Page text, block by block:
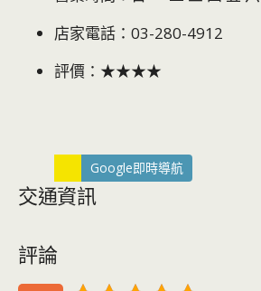
店家電話：03-280-4912
評價：★★★★
Google即時導航
交通資訊
評論